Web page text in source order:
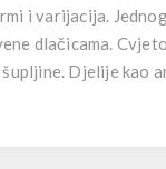
i varijacija.
dlačicama.
Djelije kao